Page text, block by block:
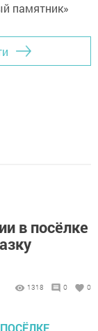
в посёлке
1318 0 0